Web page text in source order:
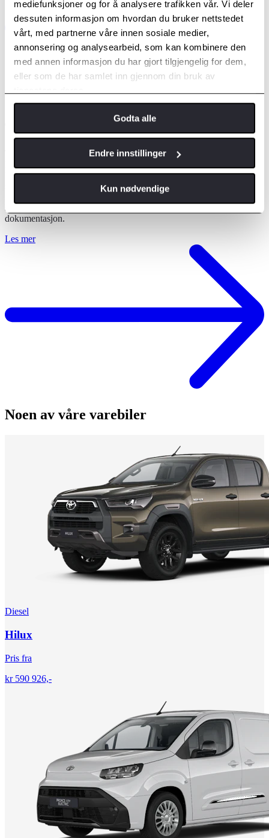
mediefunksjoner og for å analysere trafikken vår. Vi deler
dessuten informasjon om hvordan du bruker nettstedet
vårt, med partnerne våre innen sosiale medier,
annonsering og analysearbeid, som kan kombinere den
med annen informasjon du har gjort tilgjengelig for dem,
eller som de har samlet inn gjennom din bruk av
Godta alle
Endre innstillinger
Kun nødvendige
Toyota Profflading
Toyota Profflading gir bedrifter full oversikt og kontroll over
ladeutgiftene for hele bilflåten. Tjenesten samler kostnadene for
både offentlig lading og hjemmelading på én samlet faktura, noe
som forenkler administrasjonen betydelig. I tillegg sørger løsningen
for at ansatte som lader hjemme, automatisk får refusjon for
strømforbruket – uten behov for manuell innsending av
dokumentasjon.
Les mer
Noen av våre varebiler
Diesel
Hilux
Pris fra
kr 590 926,-